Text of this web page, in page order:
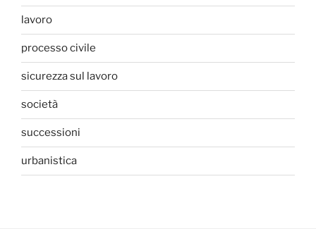
lavoro
processo civile
sicurezza sul lavoro
società
successioni
urbanistica